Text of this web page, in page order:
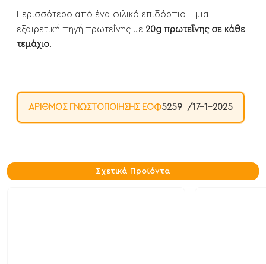
Περισσότερο από ένα φιλικό επιδόρπιο - μια
εξαιρετική πηγή πρωτεΐνης με 20g πρωτεΐνης σε κάθε
τεμάχιο.
ΑΡΙΘΜΌΣ ΓΝΩΣΤΟΠΟΊΗΣΗΣ ΕΟΦ5259 /17-1-2025
Σχετικά Προϊόντα